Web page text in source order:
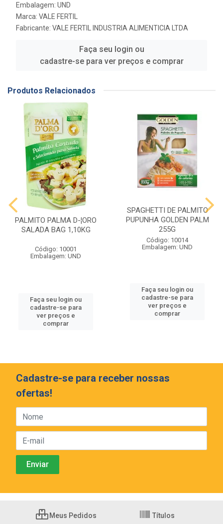
Embalagem: UND
Marca: VALE FERTIL
Fabricante: VALE FERTIL INDUSTRIA ALIMENTICIA LTDA
Faça seu login ou
cadastre-se para ver preços e comprar
Produtos Relacionados
PALMITO PALMA D-¦ORO
SALADA BAG 1,10KG
Código: 10001
Embalagem: UND
Faça seu login ou
cadastre-se para
ver preços e
comprar
SPAGHETTI DE PALMITO
PUPUNHA GOLDEN PALM
255G
Código: 10014
Embalagem: UND
Faça seu login ou
cadastre-se para
ver preços e
comprar
Cadastre-se para receber nossas
ofertas!
Meus Pedidos Títulos